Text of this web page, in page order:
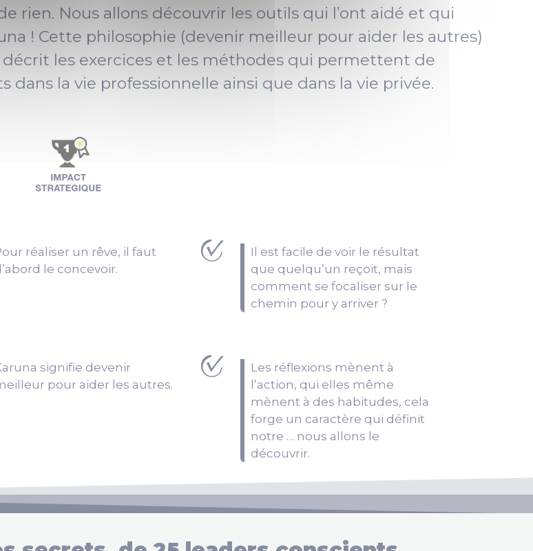
rien. Nous allons découvrir les outils qui l’ont aidé et qui
! Cette philosophie (devenir meilleur pour aider les autres)
les exercices et les méthodes qui permettent de
la vie professionnelle ainsi que dans la vie privée.
réaliser un rêve, il faut
le concevoir.
Il est facile de voir le résultat
que quelqu’un reçoit, mais
comment se focaliser sur le
chemin pour y arriver ?
signifie devenir
pour aider les autres.
Les réflexions mènent à
l’action, qui elles même
mènent à des habitudes, cela
forge un caractère qui définit
notre … nous allons le
découvrir.